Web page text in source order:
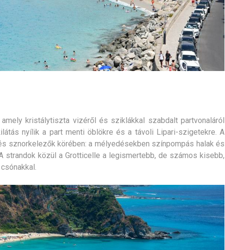
amely kristálytiszta vizéről és sziklákkal szabdalt partvonaláról
nyílik a part menti öblökre és a távoli Lipari-szigetekre. A
sznorkelezők körében: a mélyedésekben színpompás halak és
strandok közül a Grotticelle a legismertebb, de számos kisebb,